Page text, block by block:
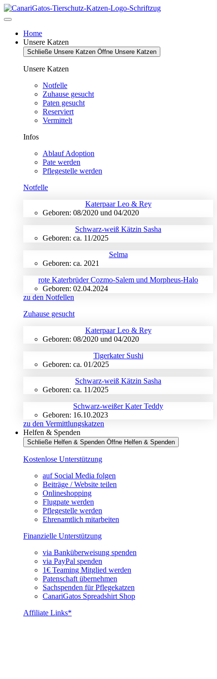
Zum
Inhalt
Home
Unsere Katzen
Schließe Unsere Katzen Öffne Unsere Katzen
Unsere Katzen
Notfelle
Zuhause gesucht
Paten gesucht
Reserviert
Vermittelt
Infos
Ablauf Adoption
Pate werden
Pflegestelle werden
Notfelle
Katerpaar Leo & Rey
Geboren: 08/2020 und 04/2020
Schwarz-weiß Kätzin Sasha
Geboren: ca. 11/2025
Selma
Geboren: ca. 2021
rote Katerbrüder Cozmo-Salem und Morpheus-Halo
Geboren: 02.04.2024
zu den Notfellen
Zuhause gesucht
Katerpaar Leo & Rey
Geboren: 08/2020 und 04/2020
Tigerkater Sushi
Geboren: ca. 01/2025
Schwarz-weiß Kätzin Sasha
Geboren: ca. 11/2025
Schwarz-weißer Kater Teddy
Geboren: 16.10.2023
zu den Vermittlungskatzen
Helfen & Spenden
Schließe Helfen & Spenden Öffne Helfen & Spenden
Kostenlose Unterstützung
auf Social Media folgen
Beiträge / Website teilen
Onlineshopping
Flugpate werden
Pflegestelle werden
Ehrenamtlich mitarbeiten
Finanzielle Unterstützung
via Banküberweisung spenden
via PayPal spenden
1€ Teaming Mitglied werden
Patenschaft übernehmen
Sachspenden für Pflegekatzen
CanariGatos Spreadshirt Shop
Affiliate Links*